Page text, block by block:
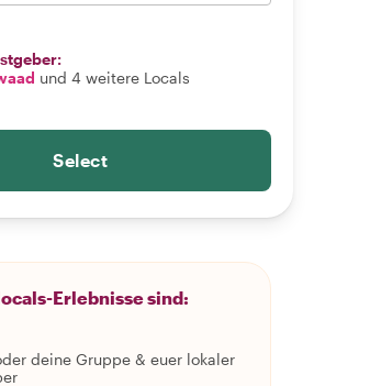
und 4 weitere Locals
Select
Erlebnisse sind:
deine Gruppe & euer lokaler